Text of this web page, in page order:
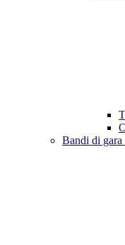
Bandi di gara